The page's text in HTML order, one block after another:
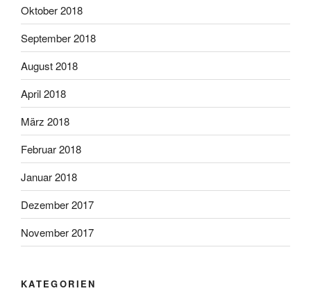
Oktober 2018
September 2018
August 2018
April 2018
März 2018
Februar 2018
Januar 2018
Dezember 2017
November 2017
KATEGORIEN